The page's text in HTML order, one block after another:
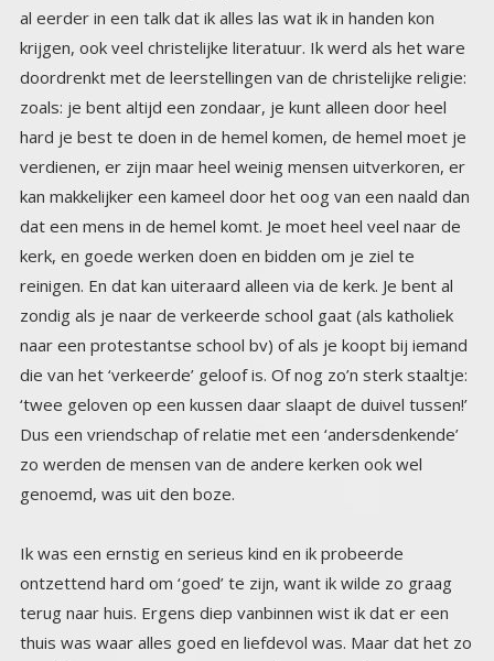
genoemd, was uit den boze.
Ik was een ernstig en serieus kind en ik probeerde
ontzettend hard om ‘goed’ te zijn, want ik wilde zo graag
terug naar huis. Ergens diep vanbinnen wist ik dat er een
thuis was waar alles goed en liefdevol was. Maar dat het zo
moeilijk zou zijn om er terug in te komen, zoals men
vertelde, dat baarde mij ernstig zorgen als kind. Dus ik was
elke dag bezig met mijzelf, ik onderzocht iedere dag mijn
geest, mijn ziel. Op zonden en fouten. Natuurlijk maak je
fouten, hoe kun je anders iets leren? Maar ik voelde me zo
vaak schuldig, want fouten gebeuren ook als je even
vergeet op te letten, dus als je bv speelt. Dan vergat ik de
tijd, wat een grote zonde was, en zeker straf betekende
van onze moeder, die onze vader de straf liet uitvoeren.
Dus van een spontaan onschuldig kind was geen sprake. Ik
was altijd bezig met zelfverbetering en zelf onderzoek. Ik
las de dramatische verhalen van de heiligen die omdat ze
hun leven gaven voor god, door zich te laten opeten door
leeuwen of onthoofden, in de hemel kwamen, verhalen die
uitgebreid in de katholieke illustraties stonden, met plaatjes
etc. Niets werd aan de verbeelding overgelaten. We
hadden een dik ingebonden boek met katholieke illustraties
uit de 30er jaren, waar het nog veel erger in was dan in de
tijdschriften van de 60er jaren. En ik moest van mezelf alles
lezen. Maar omdat ik net zo gevoelig was als ik nog altijd
ben, sliep ik er vaak niet van. Ook het idee dat God overal
was en alles zag, zelfs je zondige gedachten, o dat vond ik
zo akelig. Dus bleef ik diep nadenken over al deze mensen
die zo’n moeilijke weg gegaan waren om uiteindelijk bij God
te kunnen komen. Het was eigenlijk een duidelijke
boodschap, om bij God te komen is heel, heel moeilijk. En
wat ik wel niet zou moeten doen om ook terug naar huis te
kunnen. Hij zorgt ervoor dat er bijna niemand de weg
terug kan gaan, want je mag niet genieten, niet zorgeloos
zijn, niet spelen. Dat zijn allemaal zonden. Ik had er een hard
hoofd in, ik zou dat nooit kunnen opbrengen, en in mijn
fantasieën, dacht ik alles uit, of ik de moed zou hebben, me
te laten onthoofden als het zover zou komen, of op de
brandstapel te stappen. Ik vergat in die tussentijd om te